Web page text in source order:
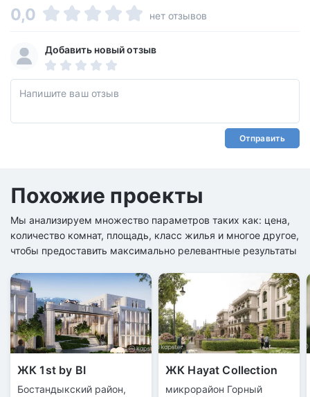
0,0 нет отзывов
Добавить новый отзыв
Отправить
Похожие проекты
Мы анализируем множество параметров таких как: цена,
количество комнат, площадь, класс жилья и многое другое,
чтобы предоставить максимально релевантные результаты
ЖК 1st by BI
Бостандыкский район,
ЖК Hayat Collection
микрорайон Горный